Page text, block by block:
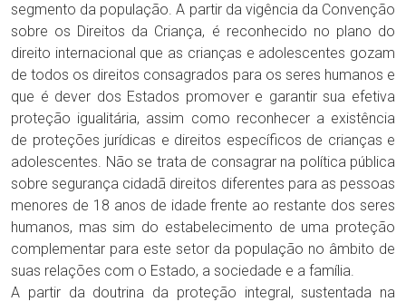
segmento da população. A partir da vigência da Convenção
sobre os Direitos da Criança, é reconhecido no plano do
direito internacional que as crianças e adolescentes gozam
de todos os direitos consagrados para os seres humanos e
que é dever dos Estados promover e garantir sua efetiva
proteção igualitária, assim como reconhecer a existência
de proteções jurídicas e direitos específicos de crianças e
adolescentes. Não se trata de consagrar na política pública
sobre segurança cidadã direitos diferentes para as pessoas
menores de 18 anos de idade frente ao restante dos seres
humanos, mas sim do estabelecimento de uma proteção
complementar para este setor da população no âmbito de
suas relações com o Estado, a sociedade e a família.
A partir da doutrina da proteção integral, sustentada na